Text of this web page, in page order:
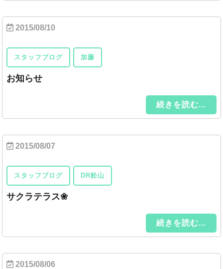
2015/08/10
スタッフブログ 加藤
お知らせ
続きを読む...
2015/08/07
スタッフブログ DR舩山
サクラテラス❀
続きを読む...
2015/08/06